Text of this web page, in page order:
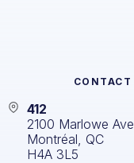
CONTACT
412
2100 Marlowe Ave
Montréal, QC
H4A 3L5